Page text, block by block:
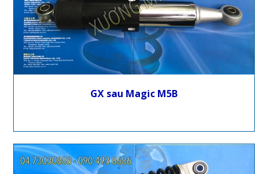
GX sau Magic M5B